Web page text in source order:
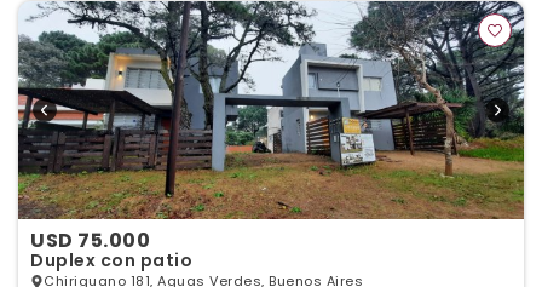
USD 75.000
Duplex con patio
Chiriguano 181, Aguas Verdes, Buenos Aires